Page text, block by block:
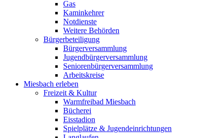
Gas
Kaminkehrer
Notdienste
Weitere Behörden
Bürgerbeteiligung
Bürgerversammlung
Jugendbürgerversammlung
Seniorenbürgerversammlung
Arbeitskreise
Miesbach erleben
Freizeit & Kultur
Warmfreibad Miesbach
Bücherei
Eisstadion
Spielplätze & Jugendeinrichtungen